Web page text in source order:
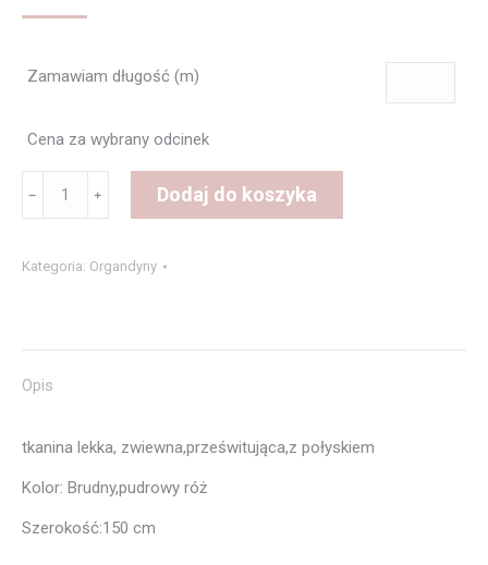
Zamawiam długość (m)
Cena za wybrany odcinek
Organdyna
﹣ ﹢ Dodaj do koszyka
Kategoria: Organdyny
Opis
tkanina lekka, zwiewna,prześwitująca,z połyskiem
Kolor: Brudny,pudrowy róż
Szerokość:150 cm